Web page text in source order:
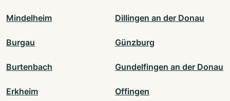
Mindelheim Dillingen an der Donau
Burgau Günzburg
Burtenbach Gundelfingen an der Donau
Erkheim Offingen